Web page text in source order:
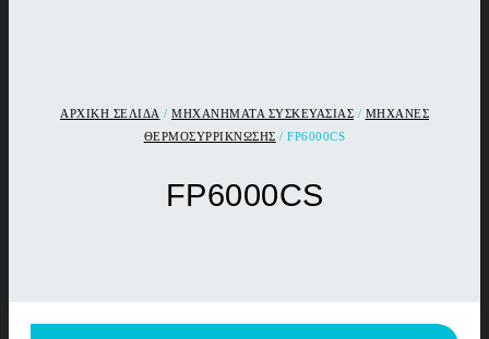
ΑΡΧΙΚΉ ΣΕΛΊΔΑ / ΜΗΧΑΝΗΜΑΤΑ ΣΥΣΚΕΥΑΣΙΑΣ / ΜΗΧΑΝΕΣ
ΘΕΡΜΟΣΥΡΡΙΚΝΩΣΗΣ / FP6000CS
FP6000CS